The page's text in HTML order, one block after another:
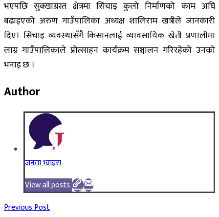
भएपछि सुक्खाग्रस्त क्षेत्रमा सिंचाइ कुलो निर्माणको काम अघि
बढाइएको अरुण गाउँपालिका अध्यक्ष शालिराम खत्रीले जानकारी
दिए। सिंचाइ व्यवस्थासँगै किसानलाई व्यावसायिक खेती प्रणालीमा
लाग्न गाउँपालिकाले प्रोत्साहन कार्यक्रम सञ्चालन गरिरहेको उनको
भनाइ छ ।
Author
जनता भ्वाइस
View all posts
Previous Post